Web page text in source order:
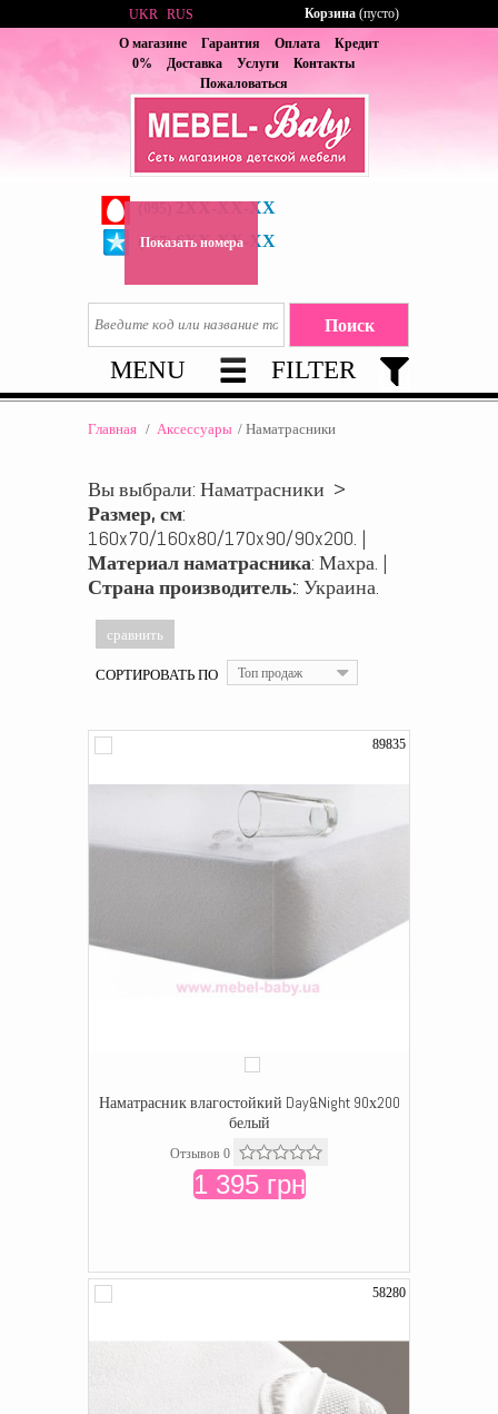
О магазине Гарантия Оплата
Кредит
0%
Доставка Услуги
Контакты
Пожаловаться
2XX-XX-XX
(067) 6XX-XX-XX
Показать номера
UKR RUS Корзина (пусто)
MENU FILTER
Главная / Аксессуары / Наматрасники
Вы выбрали: Наматрасники >
Размер, см:
160x70/160x80/170x90/90x200. |
Материал наматрасника: Махра. |
Страна производитель:: Украина.
СОРТИРОВАТЬ ПО Топ продаж
89835
Наматрасник влагостойкий Day&Night 90х200
белый
Отзывов 0
1 395 грн
58280